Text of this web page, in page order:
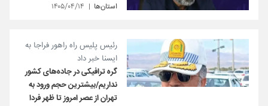
استان‌ها ۱۴۰۵/۰۴/۱۴
رئیس پلیس راه راهور فراجا به
ایسنا خبر داد
گره ترافیکی در جاده‌های کشور
نداریم/بیشترین حجم ورود به
تهران از عصر امروز تا ظهر فردا